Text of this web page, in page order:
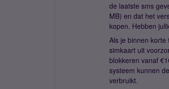
de laatste sms
MB) en dat het
kopen. Hebben
Als je binnen
simkaart uit
blokkeren vanaf
systeem kunnen
verbruikt.